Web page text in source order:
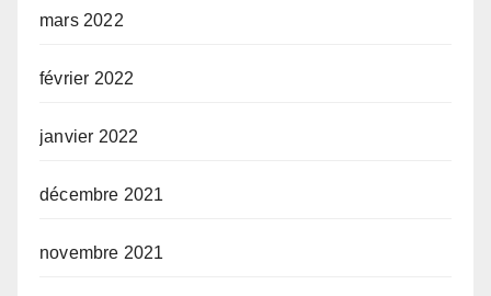
mars 2022
février 2022
janvier 2022
décembre 2021
novembre 2021